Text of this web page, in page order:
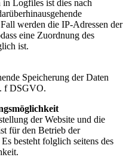
Logfiles ist dies nach
werden die IP-Adressen der
eine Zuordnung des
ist.
Speicherung der Daten
f DSGVO.
der Website und die
für den Betrieb der
besteht folglich seitens des